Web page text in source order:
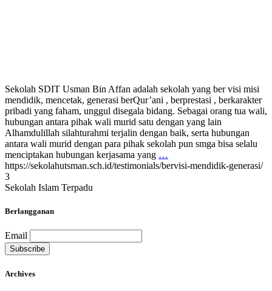
Sekolah SDIT Usman Bin Affan adalah sekolah yang ber visi misi
mendidik, mencetak, generasi berQur’ani , berprestasi , berkarakter
pribadi yang faham, unggul disegala bidang. Sebagai orang tua wali,
hubungan antara pihak wali murid satu dengan yang lain
Alhamdulillah silahturahmi terjalin dengan baik, serta hubungan
antara wali murid dengan para pihak sekolah pun smga bisa selalu
menciptakan hubungan kerjasama yang …
https://sekolahutsman.sch.id/testimonials/bervisi-mendidik-generasi/
3
Sekolah Islam Terpadu
Berlangganan
Email
Archives